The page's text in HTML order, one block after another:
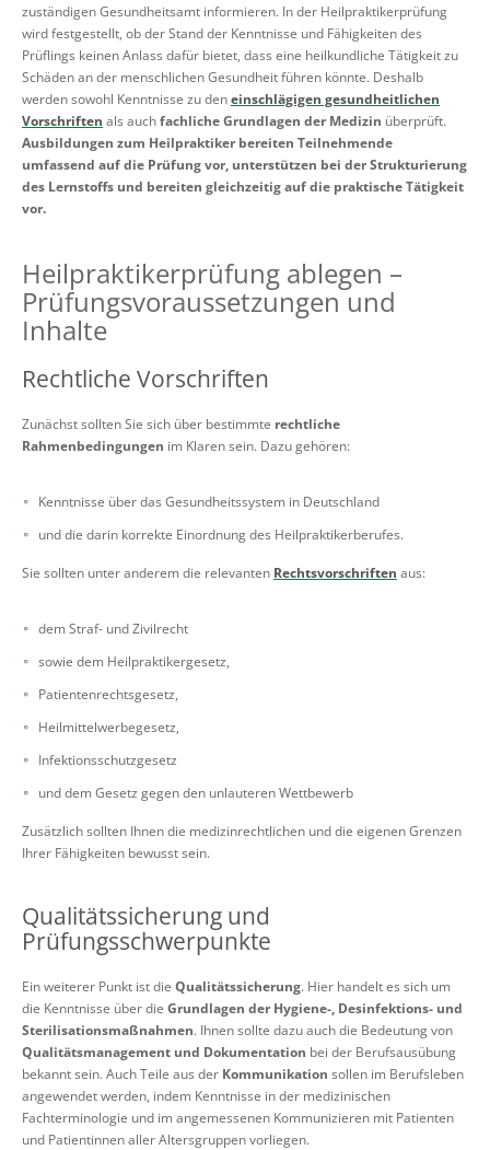
zuständigen Gesundheitsamt informieren. In der Heilpraktikerprüfung
wird festgestellt, ob der Stand der Kenntnisse und Fähigkeiten des
Prüflings keinen Anlass dafür bietet, dass eine heilkundliche Tätigkeit zu
Schäden an der menschlichen Gesundheit führen könnte. Deshalb
werden sowohl Kenntnisse zu deneinschlägigen gesundheitlichen
Vorschriften als auchfachliche Grundlagen der Medizin überprüft.
Ausbildungen zum Heilpraktiker bereiten Teilnehmende
umfassend auf die Prüfung vor, unterstützen bei der Strukturierung
des Lernstoffs und bereiten gleichzeitig auf die praktische Tätigkeit
vor.
Heilpraktikerprüfung ablegen –
Prüfungsvoraussetzungen und
Inhalte
Rechtliche Vorschriften
Zunächst sollten Sie sich über bestimmte rechtliche
Rahmenbedingungen im Klaren sein. Dazu gehören:
Kenntnisse über das Gesundheitssystem in Deutschland
und die darin korrekte Einordnung des Heilpraktikerberufes.
Sie sollten unter anderem die relevanten Rechtsvorschriften aus:
dem Straf- und Zivilrecht
sowie dem Heilpraktikergesetz,
Patientenrechtsgesetz,
Heilmittelwerbegesetz,
Infektionsschutzgesetz
und dem Gesetz gegen den unlauteren Wettbewerb
Zusätzlich sollten Ihnen die medizinrechtlichen und die eigenen Grenzen
Ihrer Fähigkeiten bewusst sein.
Qualitätssicherung und
Prüfungsschwerpunkte
Ein weiterer Punkt ist die Qualitätssicherung. Hier handelt es sich um
die Kenntnisse über die Grundlagen der Hygiene-, Desinfektions- und
Sterilisationsmaßnahmen. Ihnen sollte dazu auch die Bedeutung von
Qualitätsmanagement und Dokumentation bei der Berufsausübung
bekannt sein. Auch Teile aus der Kommunikation sollen im Berufsleben
angewendet werden, indem Kenntnisse in der medizinischen
Fachterminologie und im angemessenen Kommunizieren mit Patienten
und Patientinnen aller Altersgruppen vorliegen.